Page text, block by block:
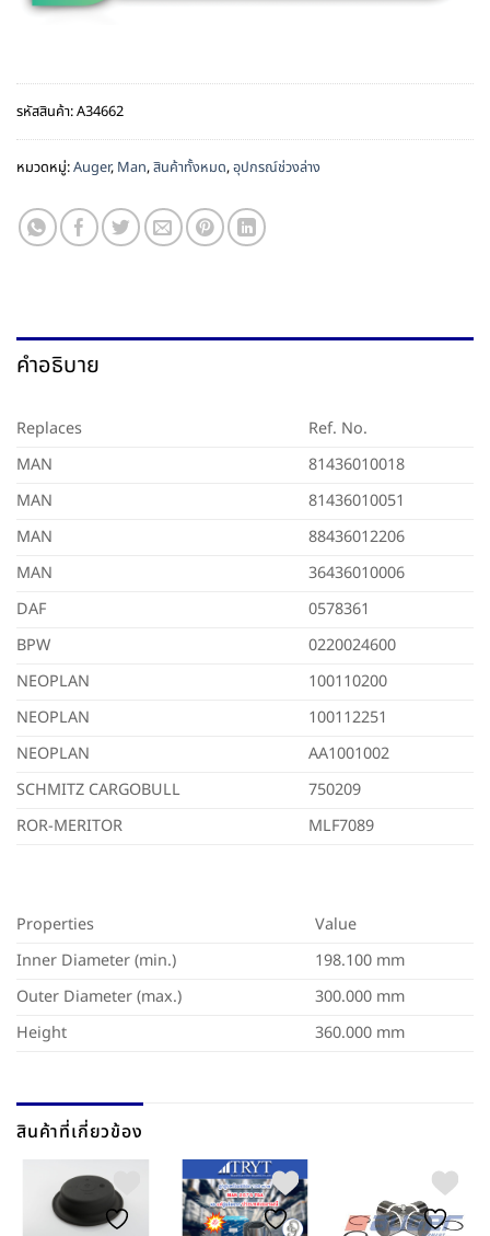
รหัสสินค้า:A34662
หมวดหมู่:Auger, Man,สินค้าทั้งหมด,อุปกรณ์ช่วงล่าง
คำอธิบาย
Replaces
Ref. No.
MAN
81436010018
MAN
81436010051
MAN
88436012206
MAN
36436010006
DAF
0578361
BPW
0220024600
NEOPLAN
100110200
NEOPLAN
100112251
NEOPLAN
AA1001002
SCHMITZ CARGOBULL
750209
ROR-MERITOR
MLF7089
Properties
Value
Inner Diameter (min.)
198.100 mm
Outer Diameter (max.)
300.000 mm
Height
360.000 mm
สินค้าที่เกี่ยวข้อง